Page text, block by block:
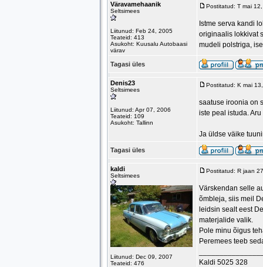
Väravamehaanik
Seltsimees
Liitunud: Feb 24, 2005
Teateid: 413
Asukoht: Kuusalu Autobaasi
värav
Postitatud: T mai
Istme serva kandi
originaalis lokkivat
mudeli polstriga,
Tagasi üles
Denis23
Seltsimees
Liitunud: Apr 07, 2006
Teateid: 109
Asukoht: Tallinn
Postitatud: K mai
saatuse iroonia on
iste peal istuda.
Ja üldse väike
Tagasi üles
kaldi
Seltsimees
Liitunud: Dec 09, 2007
Teateid: 476
Postitatud: R jaan
Värskendan selle
õmbleja, siis meil
leidsin sealt eest
materjalide valik.
Pole minu õigus
Peremees teeb
Kaldi 5025 328